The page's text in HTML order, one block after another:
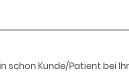
schon Kunde/Patient bei